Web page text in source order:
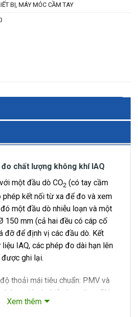
BỊ, MÁY MÓC CẦM TAY
chất lượng không khí IAQ
một đầu dò CO2 (có tay cầm
kết nối từ xa để đo và xem
một đầu dò nhiễu loạn và một
150 mm (cả hai đều có cáp cố
đỡ để định vị các đầu dò. Kết
IAQ, các phép đo dài hạn lên
ghi lại.
thoải mái tiêu chuẩn: PMV và
thông gió và nhiễu loạn theo EN
55
Xem thêm